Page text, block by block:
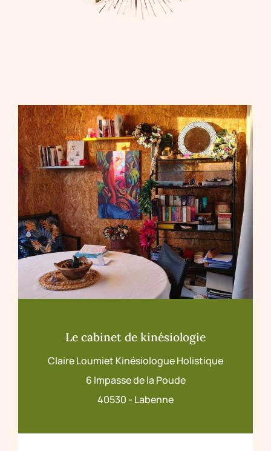
Le cabinet de kinésiologie
Claire Loumiet Kinésiologue Holistique
6 Impasse de la Poude
40530 - Labenne